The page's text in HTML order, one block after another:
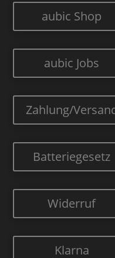
aubic Shop
aubic Jobs
Zahlung/
Batteriegesetz
Widerruf
Klarna